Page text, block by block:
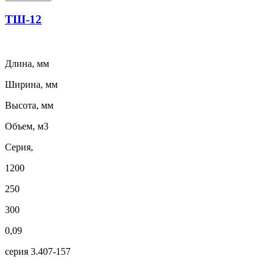
ТШ-12
Длина, мм
Ширина, мм
Высота, мм
Объем, м3
Серия,
1200
250
300
0,09
серия 3.407-157